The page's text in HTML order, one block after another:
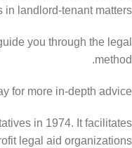
landlord-tenant matters.
you through the legal
method.
for more in-depth advice.
in 1974. It facilitates
legal aid organizations.